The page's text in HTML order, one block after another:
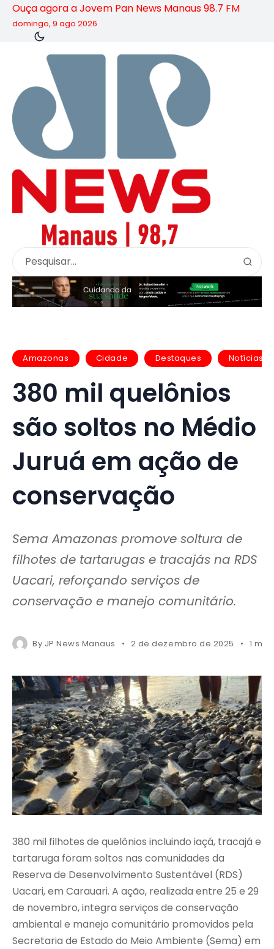
Ouça agora a Jovem Pan News Manaus 98.7 FM
domingo, 9 ago 2026
Amazonas Cidade Destaques Notícias
380 mil quelônios
são soltos no Médio
Juruá em ação de
conservação
Sema Amazonas promove soltura de
filhotes de tartarugas e tracajás na RDS
Uacari, reforçando serviços de
conservação e manejo comunitário.
By JP News Manaus 2 de dezembro de 2025 1
380 mil filhotes de quelônios incluindo iaçá, tracajá e
tartaruga foram soltos nas comunidades da
Reserva de Desenvolvimento Sustentável (RDS)
Uacari, em Carauari. A ação, realizada entre 25 e 29
de novembro, integra serviços de conservação
ambiental e manejo comunitário promovidos pela
Secretaria de Estado do Meio Ambiente (Sema) em